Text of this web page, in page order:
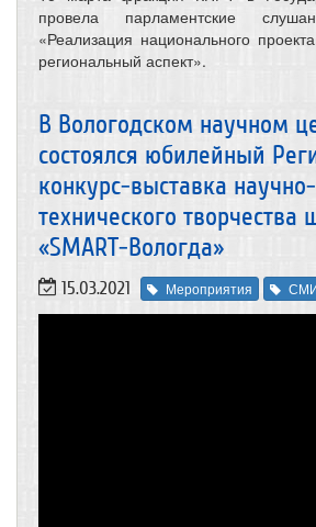
провела парламентские
«Реализация национального
региональный аспект».
В Вологодском научном
состоялся юбилейный
конкурс-выставка научно-
технического творчества
«SMART-Вологда»
15.03.2021 Мероприятия